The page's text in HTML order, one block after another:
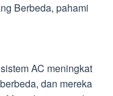
Berbeda, pahami
AC meningkat
dan mereka